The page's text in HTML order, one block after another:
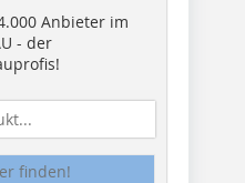
Anbieter im
- der
finden!